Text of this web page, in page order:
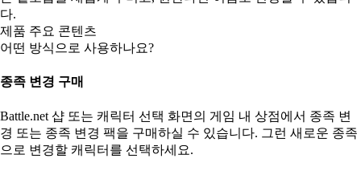
다.
제품 주요 콘텐츠
어떤 방식으로 사용하나요?
종족 변경 구매
Battle.net 샵 또는 캐릭터 선택 화면의 게임 내 상점에서 종족 변
경 또는 종족 변경 팩을 구매하실 수 있습니다. 그런 새로운 종족
으로 변경할 캐릭터를 선택하세요.